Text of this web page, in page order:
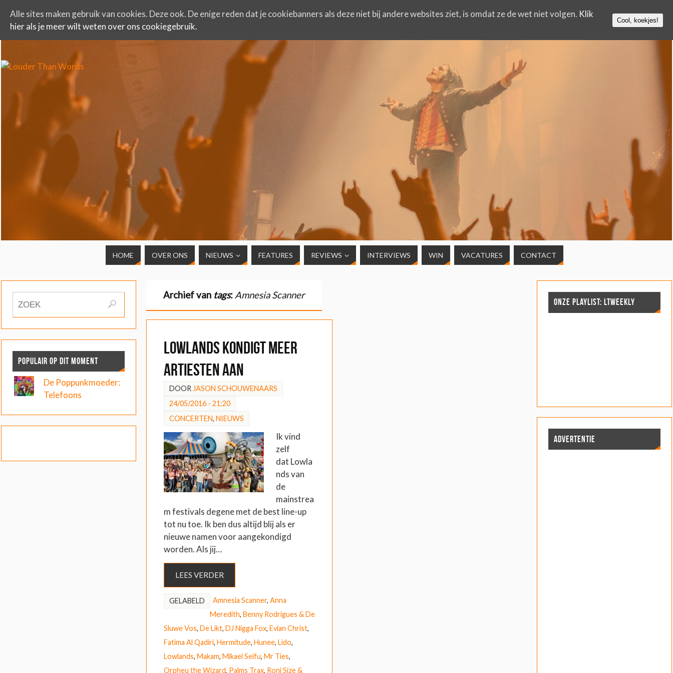
HOME OVER ONS NIEUWS FEATURES REVIEWS INTERVIEWS WIN VACATURES CONTACT
Archief van tags: Amnesia Scanner
Lowlands kondigt meer
artiesten aan
DOOR JASON SCHOUWENAARS
24/05/2016 - 21:20
CONCERTEN, NIEUWS
Ik vind
zelf
dat Lowla
nds van
de
mainstrea
m festivals degene met de best line-up
tot nu toe. Ik ben dus altijd blij als er
nieuwe namen voor aangekondigd
worden. Als jij…
LEES VERDER
GELABELD Amnesia Scanner, Anna
Meredith, Benny Rodrigues & De
Sluwe Vos, De Likt, DJ Nigga Fox, Evian Christ,
Fatima Al Qadiri, Hermitude, Hunee, Lido,
Lowlands, Makam, Mikael Seifu, Mr Ties,
Orpheu the Wizard, Palms Trax, Roni Size &
POPULAIR OP DIT MOMENT
De Poppunkmoeder:
Telefoons
ONZE PLAYLIST: LTWEEKLY
ADVERTENTIE
Alle sites maken gebruik van cookies. Deze ook. De enige reden dat je cookiebanners als deze niet bij andere websites ziet, is omdat ze de wet niet volgen. Klik
hier als je meer wilt weten over ons cookiegebruik.
Cool, koekjes!